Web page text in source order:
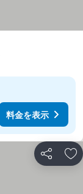
料金を表示
シェア お